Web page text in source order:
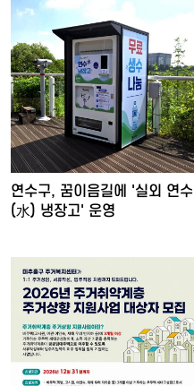
연수구, 꿈이음길에 '실외 연수
(水) 냉장고' 운영